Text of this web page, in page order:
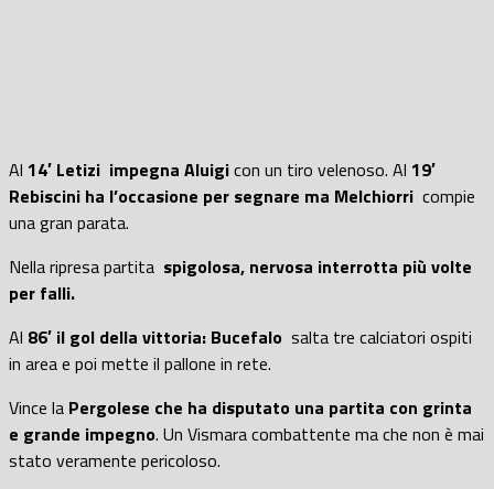
Al 14′ Letizi impegna Aluigicon un tiro velenoso. Al 19′
Rebiscini ha l’occasione per segnare ma Melchiorri compie
una gran parata.
Nella ripresa partita spigolosa, nervosa interrotta più volte
per falli.
Al 86′ il gol della vittoria: Bucefalo salta tre calciatori ospiti
in area e poi mette il pallone in rete.
Vince la Pergolese che ha disputato una partita con grinta
e grande impegno. Un Vismara combattente ma che non è mai
stato veramente pericoloso.